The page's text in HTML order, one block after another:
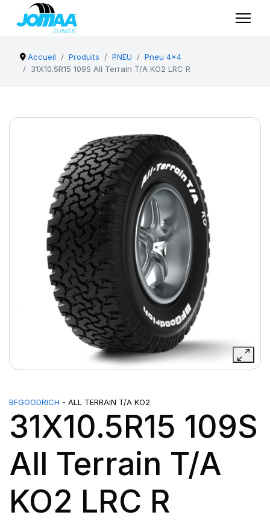
Accueil Produits PNEU
Pneu 4x4
31X10.5R15 109S All Terrain T/A KO2 LRC R
BFGOODRICH - ALL TERRAIN T/A KO2
31X10.5R15 109S
All Terrain T/A
KO2 LRC R